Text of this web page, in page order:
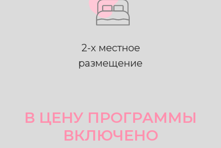
2-х местное
размещение
В ЦЕНУ ПРОГРАММЫ
ВКЛЮЧЕНО